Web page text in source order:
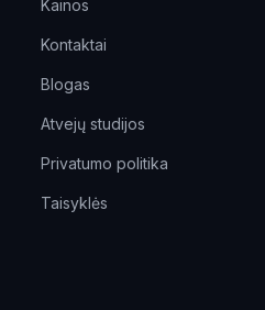
Kainos
Kontaktai
Blogas
Atvejų studijos
Privatumo politika
Taisyklės